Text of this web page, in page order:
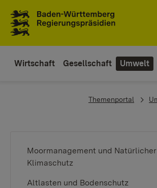
Wirtschaft Gesellschaft Umwelt
You are here:
Themenportal
Moormanagement und Natürlicher
Klimaschutz
Altlasten und Bodenschutz